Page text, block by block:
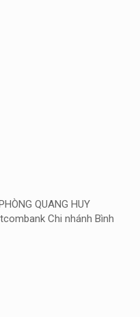
QUANG HUY
Chi nhánh Bình